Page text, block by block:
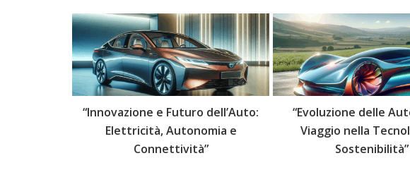
“Innovazione e Futuro dell’Auto:
Elettricità, Autonomia e
Connettività”
“Evoluzione delle
Viaggio nella
Sostenibilità”